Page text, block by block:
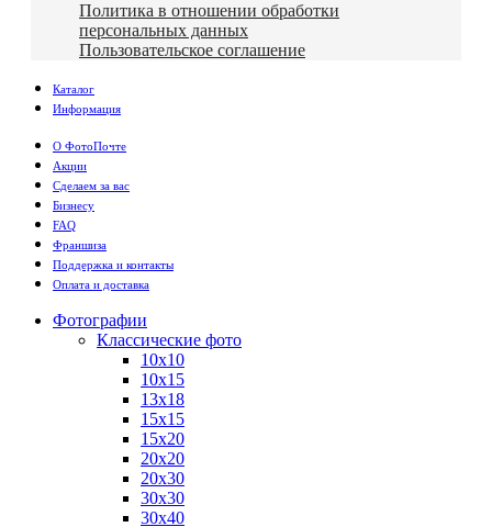
Политика в отношении обработки
персональных данных
Пользовательское соглашение
Каталог
Информация
О ФотоПочте
Акции
Сделаем за вас
Бизнесу
FAQ
Франшиза
Поддержка и контакты
Оплата и доставка
Фотографии
Классические фото
10х10
10х15
13х18
15х15
15х20
20х20
20х30
30х30
30х40